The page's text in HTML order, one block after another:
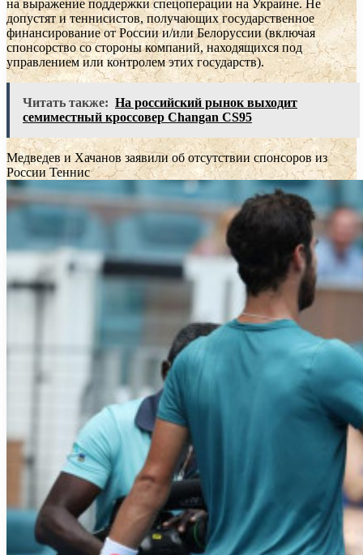
на выражение поддержки спецоперации на Украине. Не
допустят и теннисистов, получающих государственное
финансирование от России и/или Белоруссии (включая
спонсорство со стороны компаний, находящихся под
управлением или контролем этих государств).
Читать также: На российский рынок выходит
семиместный кроссовер Changan CS95
Медведев и Хачанов заявили об отсутствии спонсоров из
России Теннис